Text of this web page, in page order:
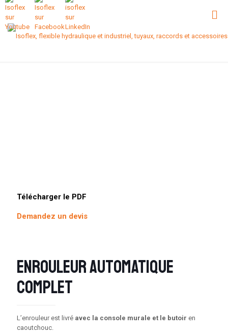
Télécharger le PDF
Demandez un devis
Enrouleur automatique
complet
L’enrouleur est livré avec la console murale et le butoir en
caoutchouc.